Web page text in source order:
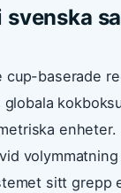
baserade
enheter.
sitt grepp